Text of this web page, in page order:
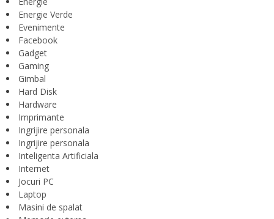
Energie Verde
Evenimente
Facebook
Gadget
Gaming
Gimbal
Hard Disk
Hardware
Imprimante
Ingrijire personala
Ingrijire personala
Inteligenta Artificiala
Internet
Jocuri PC
Laptop
Masini de spalat